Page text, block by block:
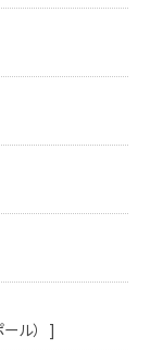
ル） ]